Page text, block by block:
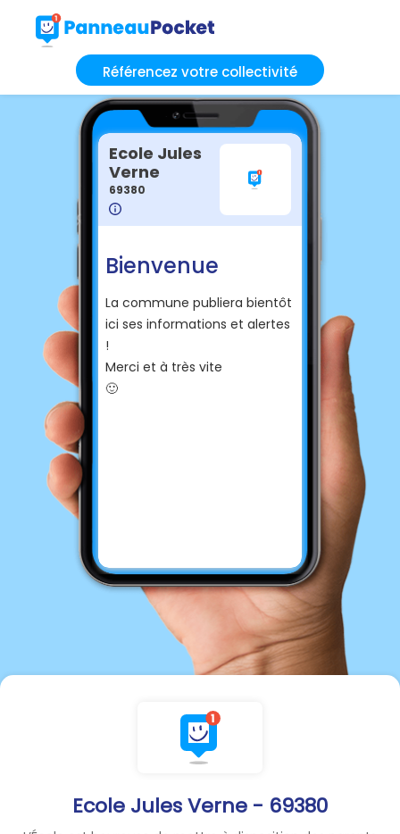
Référencez votre collectivité
Ecole Jules Verne - 69380
Ecole Jules
Verne
69380
Bienvenue
La commune publiera bientôt
ici ses informations et alertes
!
Merci et à très vite
🙂